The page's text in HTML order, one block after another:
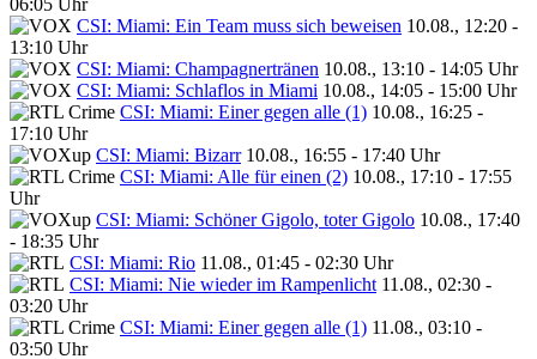
CSI: Miami: Ein Team muss sich beweisen 10.08., 12:20 -
13:10 Uhr
CSI: Miami: Champagnertränen 10.08., 13:10 - 14:05 Uhr
CSI: Miami: Schlaflos in Miami 10.08., 14:05 - 15:00 Uhr
CSI: Miami: Einer gegen alle (1) 10.08., 16:25 -
17:10 Uhr
CSI: Miami: Bizarr 10.08., 16:55 - 17:40 Uhr
CSI: Miami: Alle für einen (2) 10.08., 17:10 - 17:55
Uhr
CSI: Miami: Schöner Gigolo, toter Gigolo 10.08., 17:40
- 18:35 Uhr
CSI: Miami: Rio 11.08., 01:45 - 02:30 Uhr
CSI: Miami: Nie wieder im Rampenlicht 11.08., 02:30 -
03:20 Uhr
CSI: Miami: Einer gegen alle (1) 11.08., 03:10 -
03:50 Uhr